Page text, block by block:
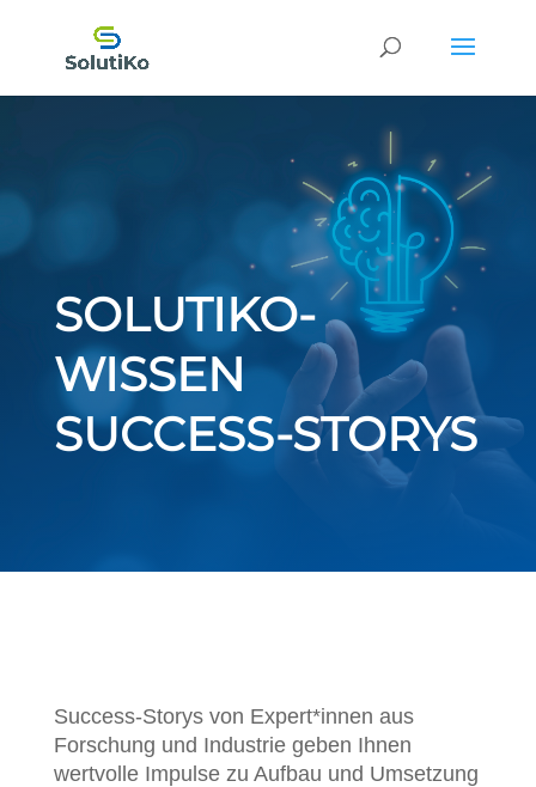
SOLUTIKO-
WISSEN
SUCCESS-STORYS
Success-Storys von Expert*innen aus
Forschung und Industrie geben Ihnen
wertvolle Impulse zu Aufbau und Umsetzung